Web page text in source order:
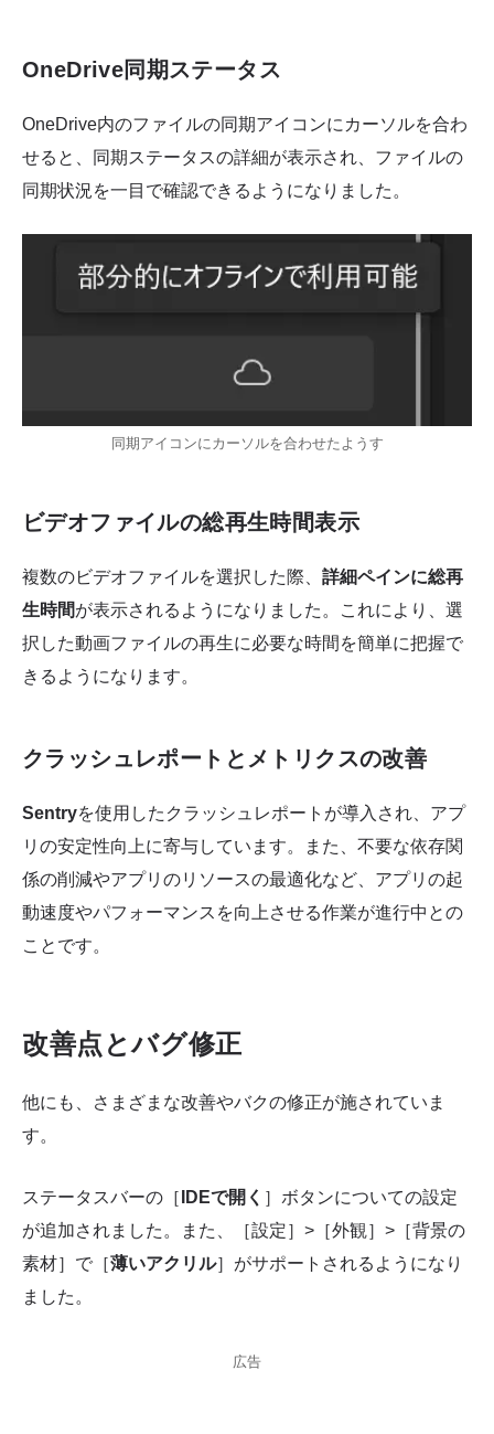
OneDrive同期ステータス
OneDrive内のファイルの同期アイコンにカーソルを合わ
せると、同期ステータスの詳細が表示され、ファイルの
同期状況を一目で確認できるようになりました。
同期アイコンにカーソルを合わせたようす
ビデオファイルの総再生時間表示
複数のビデオファイルを選択した際、 詳細ペインに総再
生時間が表示されるようになりました。これにより、選
択した動画ファイルの再生に必要な時間を簡単に把握で
きるようになります。
クラッシュレポートとメトリクスの改善
Sentryを使用したクラッシュレポートが導入され、アプ
リの安定性向上に寄与しています。また、不要な依存関
係の削減やアプリのリソースの最適化など、アプリの起
動速度やパフォーマンスを向上させる作業が進行中との
ことです。
改善点とバグ修正
他にも、さまざまな改善やバクの修正が施されていま
す。
ステータスバーの［ IDEで開く ］ボタンについての設定
が追加されました。また、［設定］>［外観］>［背景の
素材］で［薄いアクリル］がサポートされるようになり
ました。
広告